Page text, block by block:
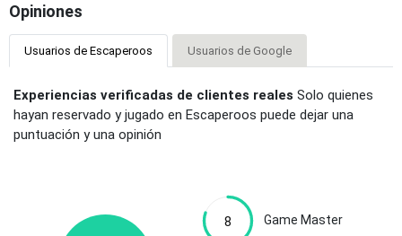
Opiniones
Usuarios de Escaperoos Usuarios de Google
Experiencias verificadas de clientes reales Solo quienes
hayan reservado y jugado en Escaperoos puede dejar una
puntuación y una opinión
8 Game Master